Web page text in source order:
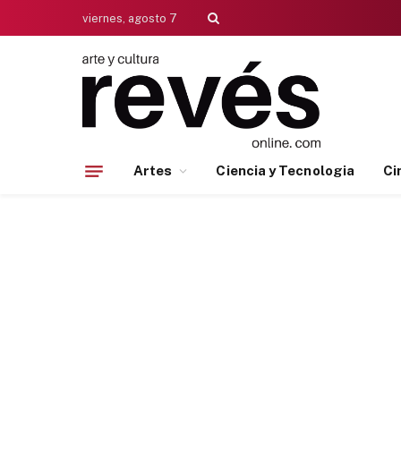
viernes, agosto 7
Artes Ciencia y Tecnologia